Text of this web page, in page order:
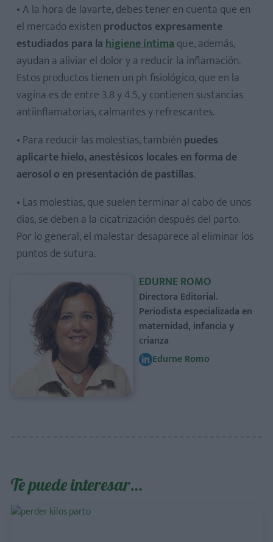
• A la hora de lavarte, debes tener en cuenta que en
el mercado existen productos expresamente
estudiados para lahigiene íntimaque, además,
ayudan a aliviar el dolor y a reducir la inflamación.
Estos productos tienen un ph fisiológico, que en la
vagina es de entre 3.8 y 4.5, y contienen sustancias
antiinflamatorias, calmantes y refrescantes.
• Para reducir las molestias, también puedes
aplicarte hielo, anestésicos locales en forma de
aerosol o en presentación de pastillas.
• Las molestias, que suelen terminar al cabo de unos
días, se deben a la cicatrización después del parto.
Por lo general, el malestar desaparece al eliminar los
puntos de sutura.
EDURNE ROMO
Directora Editorial.
Periodista especializada en
maternidad, infancia y
crianza
Edurne Romo
Te puede interesar…